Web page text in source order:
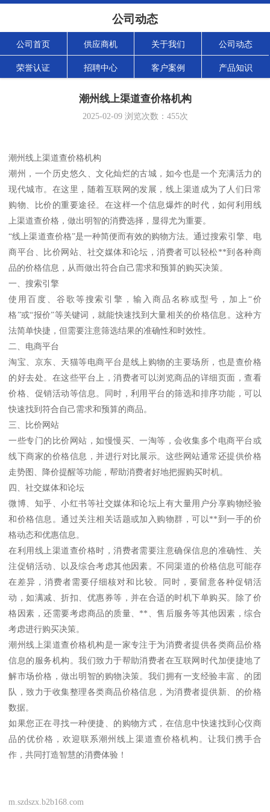
公司动态
公司首页 供应商机 关于我们 公司动态
荣誉认证 招聘中心 客户案例 产品知识
潮州线上渠道查价格机构
2025-02-09浏览次数： 455次
潮州线上渠道查价格机构
潮州，一个历史悠久、文化灿烂的古城，如今也是一个充满活力的
现代城市。在这里，随着互联网的发展，线上渠道成为了人们日常
购物、比价的重要途径。在这样一个信息爆炸的时代，如何利用线
上渠道查价格，做出明智的消费选择，显得尤为重要。
“线上渠道查价格”是一种简便而有效的购物方法。通过搜索引擎、电
商平台、比价网站、社交媒体和论坛，消费者可以轻松**到各种商
品的价格信息，从而做出符合自己需求和预算的购买决策。
一、搜索引擎
使用百度、谷歌等搜索引擎，输入商品名称或型号，加上“价
格”或“报价”等关键词，就能快速找到大量相关的价格信息。这种方
法简单快捷，但需要注意筛选结果的准确性和时效性。
二、电商平台
淘宝、京东、天猫等电商平台是线上购物的主要场所，也是查价格
的好去处。在这些平台上，消费者可以浏览商品的详细页面，查看
价格、促销活动等信息。同时，利用平台的筛选和排序功能，可以
快速找到符合自己需求和预算的商品。
三、比价网站
一些专门的比价网站，如慢慢买、一淘等，会收集多个电商平台或
线下商家的价格信息，并进行对比展示。这些网站通常还提供价格
走势图、降价提醒等功能，帮助消费者好地把握购买时机。
四、社交媒体和论坛
微博、知乎、小红书等社交媒体和论坛上有大量用户分享购物经验
和价格信息。通过关注相关话题或加入购物群，可以**到一手的价
格动态和优惠信息。
在利用线上渠道查价格时，消费者需要注意确保信息的准确性、关
注促销活动、以及综合考虑其他因素。不同渠道的价格信息可能存
在差异，消费者需要仔细核对和比较。同时，要留意各种促销活
动，如满减、折扣、优惠券等，并在合适的时机下单购买。除了价
格因素，还需要考虑商品的质量、**、售后服务等其他因素，综合
考虑进行购买决策。
潮州线上渠道查价格机构是一家专注于为消费者提供各类商品价格
信息的服务机构。我们致力于帮助消费者在互联网时代加便捷地了
解市场价格，做出明智的购物决策。我们拥有一支经验丰富、的团
队，致力于收集整理各类商品价格信息，为消费者提供新、的价格
数据。
如果您正在寻找一种便捷、的购物方式，在信息中快速找到心仪商
品的优价格，欢迎联系潮州线上渠道查价格机构。让我们携手合
作，共同打造智慧的消费体验！
m.szdszx.b2b168.com